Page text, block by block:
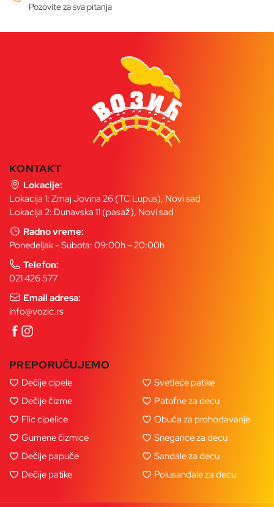
Pozovite za sva pitanja
KONTAKT
Lokacije:
Lokacija 1: Zmaj Jovina 26 (TC Lupus), Novi sad
Lokacija 2: Dunavska 11 (pasaž), Novi sad
Radno vreme:
Ponedeljak - Subota: 09:00h – 20:00h
Telefon:
021 426 577
Email adresa:
info@vozic.rs
PREPORUČUJEMO
Dečije cipele
Dečije čizme
Flic cipelice
Gumene čizmice
Dečije papuče
Dečije patike
Svetleće patike
Patofne za decu
Obuća za prohodavanje
Snegarice za decu
Sandale za decu
Polusandale za decu